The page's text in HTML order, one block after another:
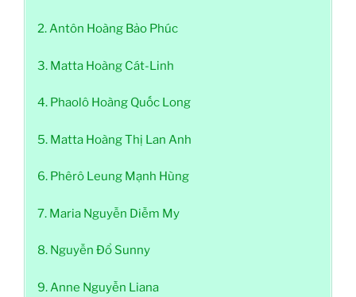
2. Antôn Hoàng Bảo Phúc
3. Matta Hoàng Cát-Linh
4. Phaolô Hoàng Quốc Long
5. Matta Hoàng Thị Lan Anh
6. Phêrô Leung Mạnh Hùng
7. Maria Nguyễn Diễm My
8. Nguyễn Đổ Sunny
9. Anne Nguyễn Liana